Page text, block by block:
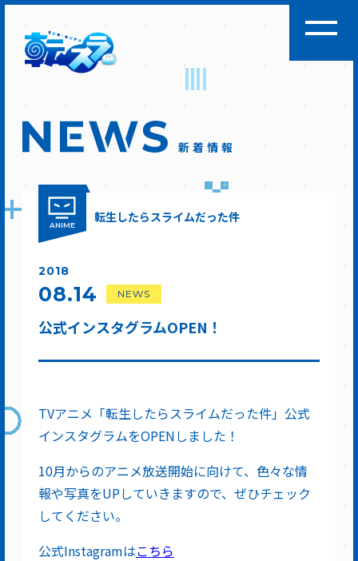
新着情報
ANIME
転生したらスライムだった件
公式インスタグラムOPEN！
NEWS
2018
08.14
TVアニメ「転生したらスライムだった件」公式
インスタグラムをOPENしました！
10月からのアニメ放送開始に向けて、色々な情
報や写真をUPしていきますので、ぜひチェック
してください。
公式Instagramはこちら